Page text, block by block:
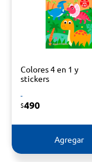
Colores 4 en 1 y
stickers
-
$490
Agregar